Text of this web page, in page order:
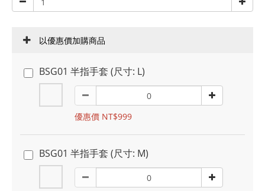
以優惠價加購商品
BSG01 半指手套 (尺寸: L)
優惠價 NT$999
BSG01 半指手套 (尺寸: M)